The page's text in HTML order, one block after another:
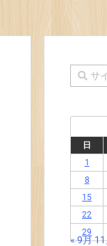
日
1
8
15
22
29
« 9月11